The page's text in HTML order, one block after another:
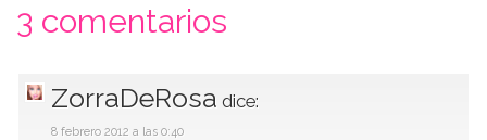
3 comentarios
ZorraDeRosa dice:
8 febrero 2012 a las 0:40